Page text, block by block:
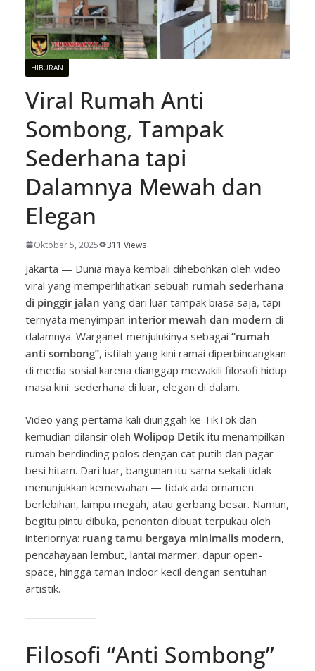
HIBURAN
Viral Rumah Anti
Sombong, Tampak
Sederhana tapi
Dalamnya Mewah dan
Elegan
Oktober 5, 2025 311 Views
Jakarta — Dunia maya kembali dihebohkan oleh video
viral yang memperlihatkan sebuah rumah sederhana
di pinggir jalan yang dari luar tampak biasa saja, tapi
ternyata menyimpan interior mewah dan modern di
dalamnya. Warganet menjulukinya sebagai “rumah
anti sombong”, istilah yang kini ramai diperbincangkan
di media sosial karena dianggap mewakili filosofi hidup
masa kini: sederhana di luar, elegan di dalam.
Video yang pertama kali diunggah ke TikTok dan
kemudian dilansir oleh Wolipop Detik itu menampilkan
rumah berdinding polos dengan cat putih dan pagar
besi hitam. Dari luar, bangunan itu sama sekali tidak
menunjukkan kemewahan — tidak ada ornamen
berlebihan, lampu megah, atau gerbang besar. Namun,
begitu pintu dibuka, penonton dibuat terpukau oleh
interiornya: ruang tamu bergaya minimalis modern,
pencahayaan lembut, lantai marmer, dapur open-
space, hingga taman indoor kecil dengan sentuhan
artistik.
Filosofi “Anti Sombong”